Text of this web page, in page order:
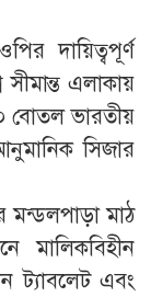
দায়িত্বপূর্ণ
এলাকায়
বোতল ভারতীয়
সিজার
মন্ডলপাড়া মাঠ
মালিকবিহীন
ট্যাবলেট এবং